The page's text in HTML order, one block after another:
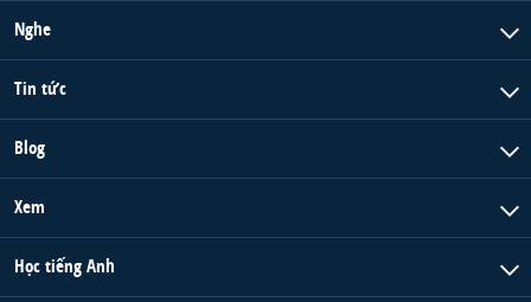
Nghe
Tin tức
Blog
Xem
Học tiếng Anh